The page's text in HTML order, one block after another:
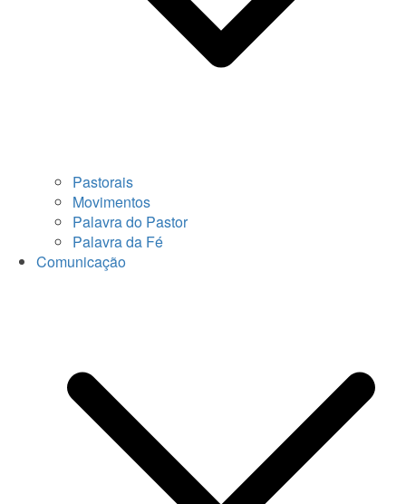
Pastorais
Movimentos
Palavra do Pastor
Palavra da Fé
Comunicação